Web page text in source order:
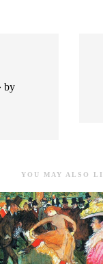
by
YOU MAY ALSO